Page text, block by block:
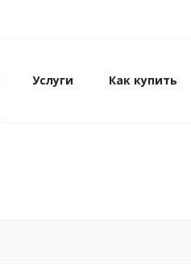
Услуги Как купить